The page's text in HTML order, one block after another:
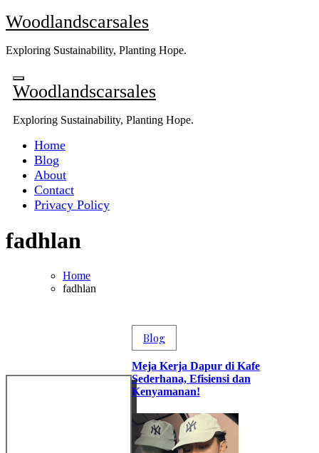
Skip
to
Woodlandscarsales
Exploring Sustainability, Planting Hope.
Woodlandscarsales
Exploring Sustainability, Planting Hope.
Home
Blog
About
Contact
Privacy Policy
fadhlan
Home
fadhlan
Blog
Meja Kerja Dapur di Kafe
Sederhana, Efisiensi dan
Kenyamanan!